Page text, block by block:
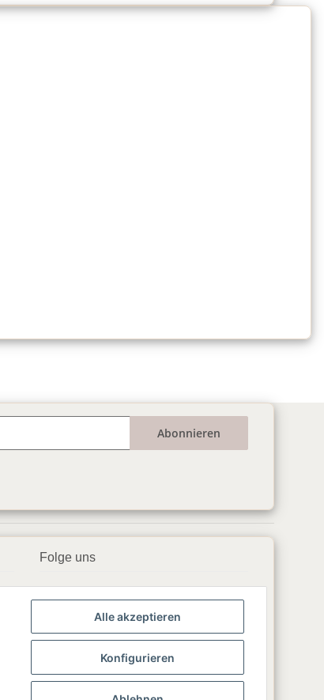
Abonnieren
Folge uns
▶️ YouTube
📸 Instagram
🎵 TikTok
Alle akzeptieren
Konfigurieren